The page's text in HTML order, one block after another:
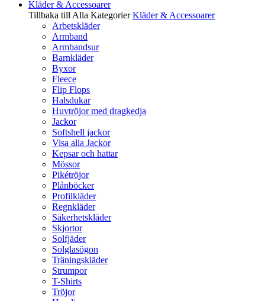
Kläder & Accessoarer
Tillbaka till Alla Kategorier Kläder & Accessoarer
Arbetskläder
Armband
Armbandsur
Barnkläder
Byxor
Fleece
Flip Flops
Halsdukar
Huvtröjor med dragkedja
Jackor
Softshell jackor
Visa alla Jackor
Kepsar och hattar
Mössor
Pikétröjor
Plånböcker
Profilkläder
Regnkläder
Säkerhetskläder
Skjortor
Solfjäder
Solglasögon
Träningskläder
Strumpor
T-Shirts
Tröjor